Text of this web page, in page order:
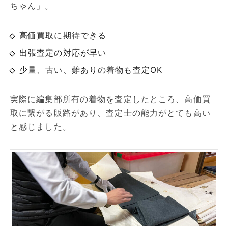
ちゃん」。
高価買取に期待できる
出張査定の対応が早い
少量、古い、難ありの着物も査定OK
実際に編集部所有の着物を査定したところ、高価買
取に繋がる販路があり、査定士の能力がとても高い
と感じました。